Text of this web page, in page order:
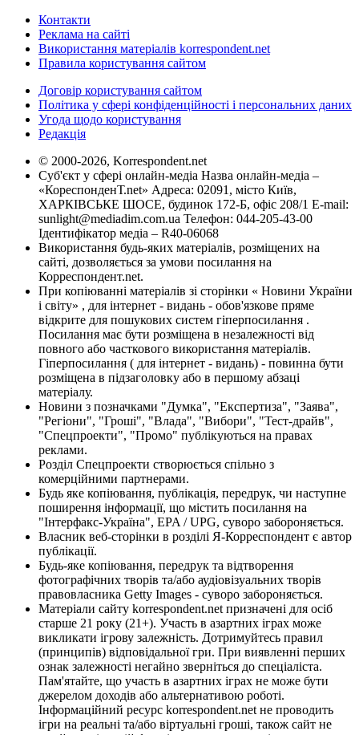
Контакти
Реклама на сайті
Використання матеріалів korrespondent.net
Правила користування сайтом
Договір користування сайтом
Політика у сфері конфіденційності і персональних даних
Угода щодо користування
Редакція
© 2000-2026, Korrespondent.net
Суб'єкт у сфері онлайн-медіа Назва онлайн-медіа –
«КореспонденТ.net» Адреса: 02091, місто Київ,
ХАРКІВСЬКЕ ШОСЕ, будинок 172-Б, офіс 208/1 E-mail:
sunlight@mediadim.com.ua Телефон: 044-205-43-00
Ідентифікатор медіа – R40-06068
Використання будь-яких матеріалів, розміщених на
сайті, дозволяється за умови посилання на
Корреспондент.net.
При копіюванні матеріалів зі сторінки « Новини України
і світу» , для інтернет - видань - обов'язкове пряме
відкрите для пошукових систем гіперпосилання .
Посилання має бути розміщена в незалежності від
повного або часткового використання матеріалів.
Гіперпосилання ( для інтернет - видань) - повинна бути
розміщена в підзаголовку або в першому абзаці
матеріалу.
Новини з позначками "Думка", "Експертиза", "Заява",
"Регіони", "Гроші", "Влада", "Вибори", "Тест-драйв",
"Спецпроекти", "Промо" публікуються на правах
реклами.
Розділ Спецпроекти створюється спільно з
комерційними партнерами.
Будь яке копіювання, публікація, передрук, чи наступне
поширення інформації, що містить посилання на
"Інтерфакс-Україна", EPA / UPG, суворо забороняється.
Власник веб-сторінки в розділі Я-Корреспондент є автор
публікації.
Будь-яке копіювання, передрук та відтворення
фотографічних творів та/або аудіовізуальних творів
правовласника Getty Images - суворо забороняється.
Матеріали сайту korrespondent.net призначені для осіб
старше 21 року (21+). Участь в азартних іграх може
викликати ігрову залежність. Дотримуйтесь правил
(принципів) відповідальної гри. При виявленні перших
ознак залежності негайно зверніться до спеціаліста.
Пам'ятайте, що участь в азартних іграх не може бути
джерелом доходів або альтернативою роботі.
Інформаційний ресурс korrespondent.net не проводить
ігри на реальні та/або віртуальні гроші, також сайт не